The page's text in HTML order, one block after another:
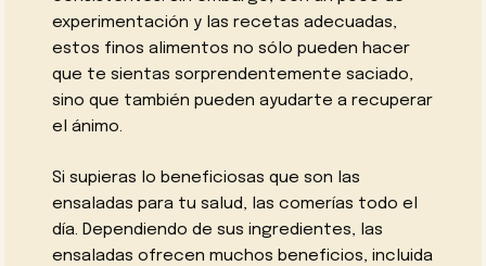
experimentación y las recetas adecuadas,
estos finos alimentos no sólo pueden hacer
que te sientas sorprendentemente saciado,
sino que también pueden ayudarte a recuperar
el ánimo.
Si supieras lo beneficiosas que son las
ensaladas para tu salud, las comerías todo el
día. Dependiendo de sus ingredientes, las
ensaladas ofrecen muchos beneficios, incluida